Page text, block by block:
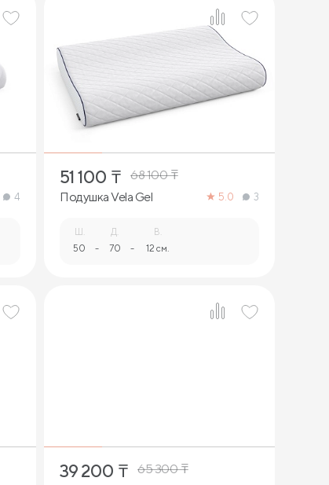
4
1
51 100 ₸ 68 100₸
Подушка Vela Gel
5.0 3
50 -
Д.
70 -
В.
12 см.
39 200 ₸ 65 300₸